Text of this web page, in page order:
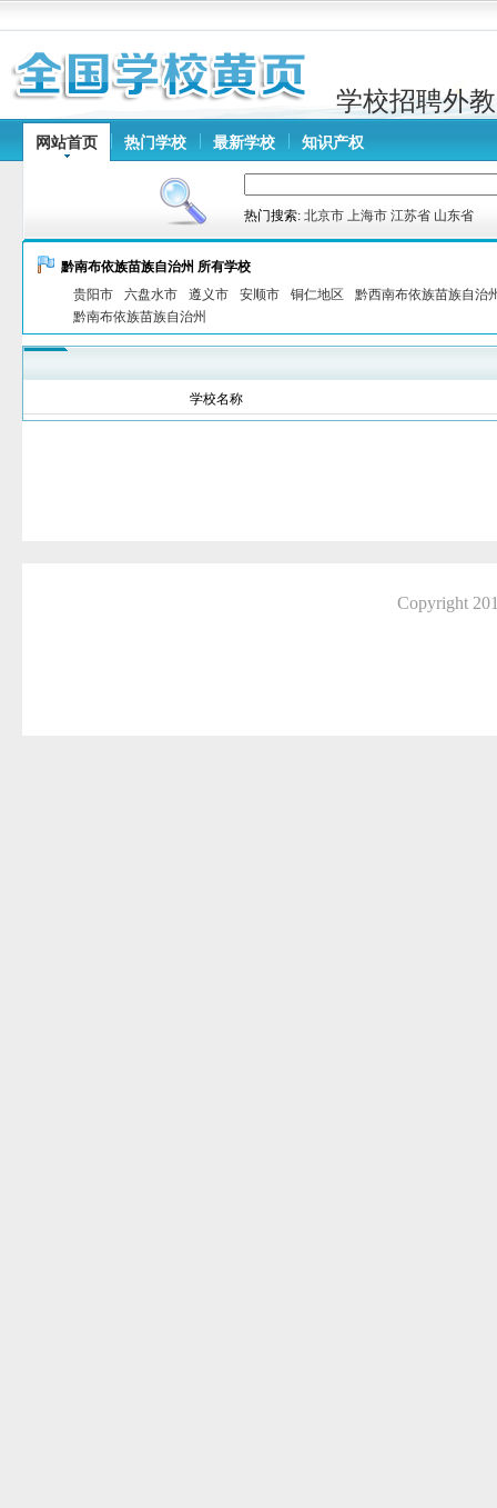
学校招聘外教
网站首页 热门学校 最新学校 知识产权
热门搜索: 北京市 上海市 江苏省 山东省
黔南布依族苗族自治州 所有学校
贵阳市
六盘水市 遵义市 安顺市 铜仁地区
黔西南布依族苗族自治
黔南布依族苗族自治州
学校名称
Copyright